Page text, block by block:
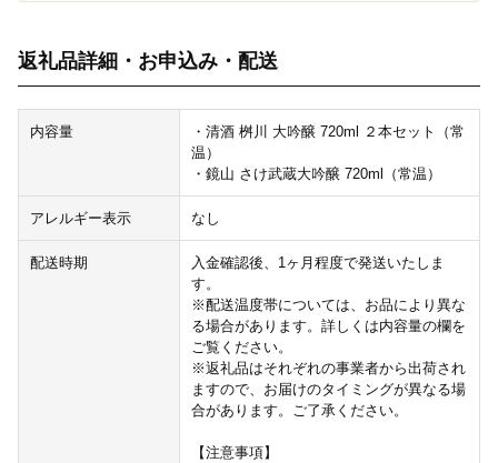
返礼品詳細・お申込み・配送
内容量
・清酒 桝川 大吟醸 720ml ２本セット（常
温）
・鏡山 さけ武蔵大吟醸 720ml（常温）
アレルギー表示 なし
配送時期
入金確認後、1ヶ月程度で発送いたしま
す。
※配送温度帯については、お品により異な
る場合があります。詳しくは内容量の欄を
ご覧ください。
※返礼品はそれぞれの事業者から出荷され
ますので、お届けのタイミングが異なる場
合があります。ご了承ください。
【注意事項】